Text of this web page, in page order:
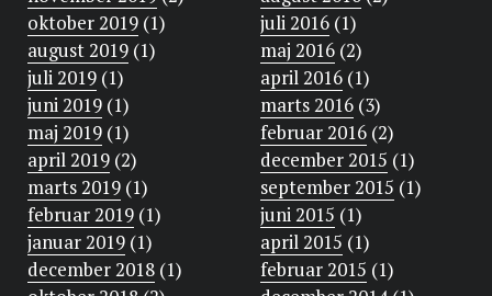
oktober 2019 (1)
august 2019 (1)
juli 2019 (1)
juni 2019 (1)
maj 2019 (1)
april 2019 (2)
marts 2019 (1)
februar 2019 (1)
januar 2019 (1)
december 2018 (1)
juli 2016(1)
maj 2016(2)
april 2016(1)
marts 2016(3)
februar 2016(2)
december 2015 (1)
september 2015 (1)
juni 2015 (1)
april 2015 (1)
februar 2015 (1)